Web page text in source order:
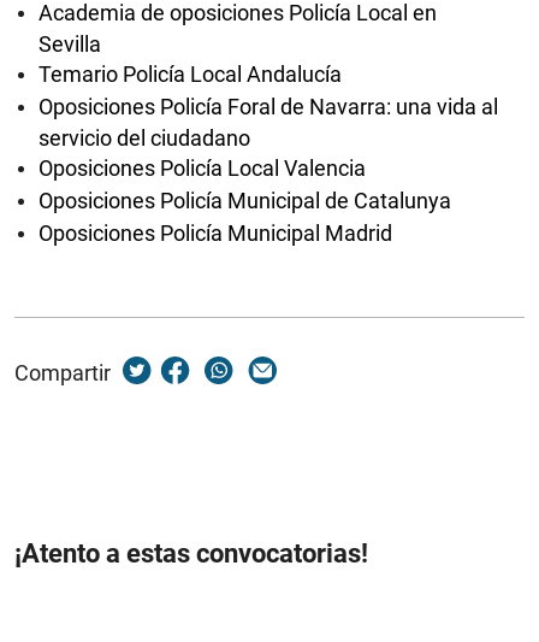
Academia de oposiciones Policía Local en
Sevilla
Temario Policía Local Andalucía
Oposiciones Policía Foral de Navarra: una vida al
servicio del ciudadano
Oposiciones Policía Local Valencia
Oposiciones Policía Municipal de Catalunya
Oposiciones Policía Municipal Madrid
Compartir
¡Atento a estas convocatorias!